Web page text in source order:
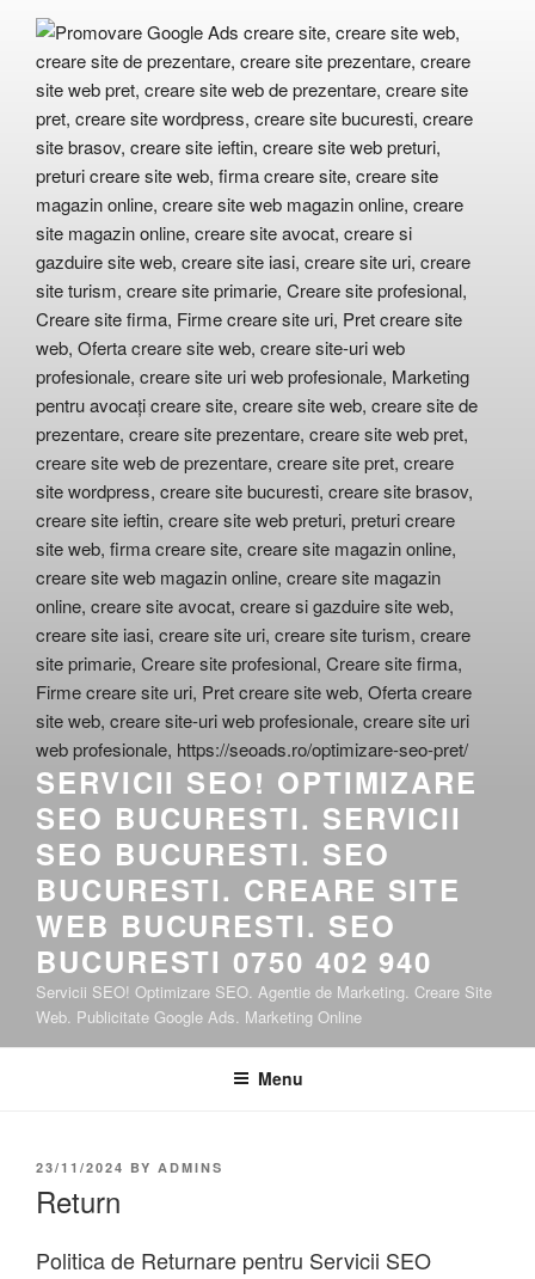
SERVICII SEO! OPTIMIZARE
SEO BUCURESTI. SERVICII
SEO BUCURESTI. SEO
BUCURESTI. CREARE SITE
WEB BUCURESTI. SEO
BUCURESTI 0750 402 940
Servicii SEO! Optimizare SEO. Agentie de Marketing. Creare Site
Web. Publicitate Google Ads. Marketing Online
Menu
23/11/2024 BY ADMINS
Return
Politica de Returnare pentru Servicii SEO